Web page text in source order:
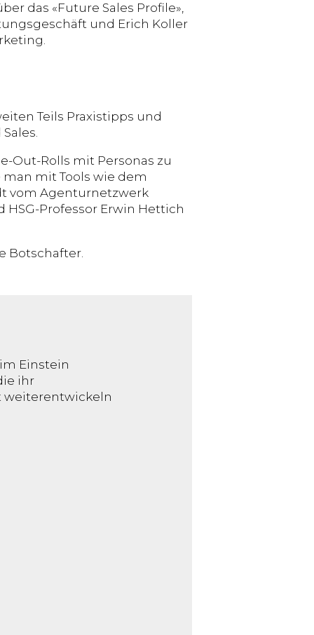
das «Future Sales Profile»,
und Erich Koller
Teils Praxistipps und
Out-Rolls mit Personas zu
mit Tools wie dem
vom Agenturnetzwerk
Professor Erwin Hettich
Botschafter.
im Einstein
ihr